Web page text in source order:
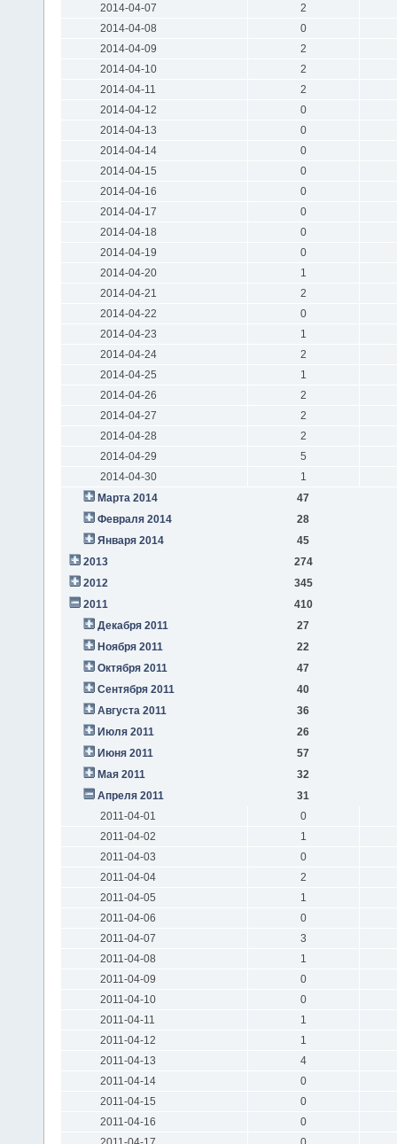
2014-04-07
2
2014-04-08
0
2014-04-09
2
2014-04-10
2
2014-04-11
2
2014-04-12
0
2014-04-13
0
2014-04-14
0
2014-04-15
0
2014-04-16
0
2014-04-17
0
2014-04-18
0
2014-04-19
0
2014-04-20
1
2014-04-21
2
2014-04-22
0
2014-04-23
1
2014-04-24
2
2014-04-25
1
2014-04-26
2
2014-04-27
2
2014-04-28
2
2014-04-29
5
2014-04-30
1
Марта 2014
47
Февраля 2014
28
Января 2014
45
2013
274
2012
345
2011
410
Декабря 2011
27
Ноября 2011
22
Октября 2011
47
Сентября 2011
40
Августа 2011
36
Июля 2011
26
Июня 2011
57
Мая 2011
32
Апреля 2011
31
2011-04-01
0
2011-04-02
1
2011-04-03
0
2011-04-04
2
2011-04-05
1
2011-04-06
0
2011-04-07
3
2011-04-08
1
2011-04-09
0
2011-04-10
0
2011-04-11
1
2011-04-12
1
2011-04-13
4
2011-04-14
0
2011-04-15
0
2011-04-16
0